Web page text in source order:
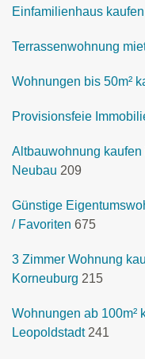
Einfamilienhaus
Terrassenwohnung
Wohnungen bis 50m²
Provisionsfeie
Altbauwohnung
Neubau 209
Günstige
/ Favoriten 675
3 Zimmer Wohnung
Korneuburg 215
Wohnungen ab 100m²
Leopoldstadt 241